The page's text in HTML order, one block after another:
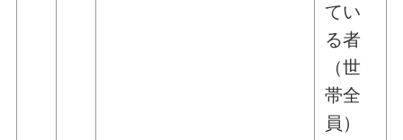
てい
る者
（世
帯全
員）